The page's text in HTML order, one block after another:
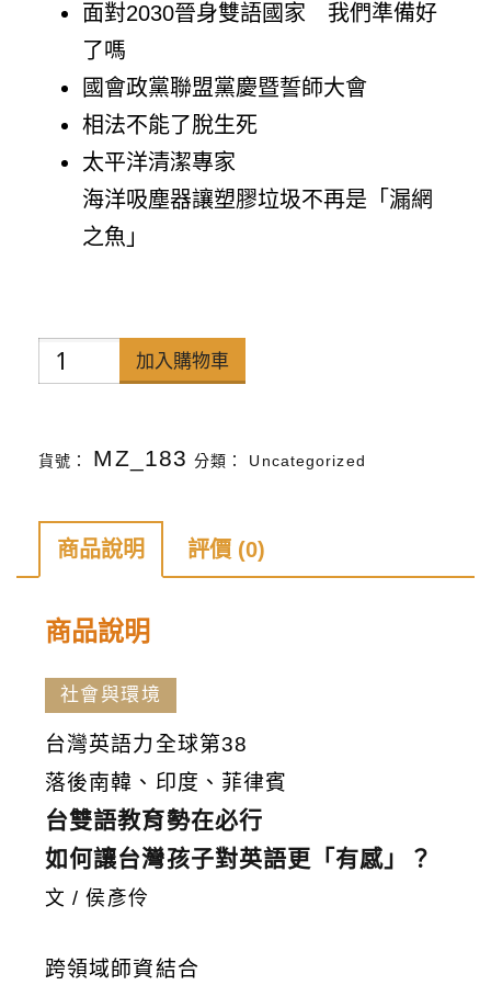
面對2030晉身雙語國家 我們準備好
了嗎
國會政黨聯盟黨慶暨誓師大會
相法不能了脫生死
太平洋清潔專家
海洋吸塵器讓塑膠垃圾不再是「漏網
之魚」
禪
天
雜
第
177
期
加入購物車
貨號： MZ_183 分類： Uncategorized
商品說明 評價 (0)
商品說明
社會與環境
台灣英語力全球第38
落後南韓、印度、菲律賓
台雙語教育勢在必行
如何讓台灣孩子對英語更「有感」？
文 / 侯彥伶
跨領域師資結合